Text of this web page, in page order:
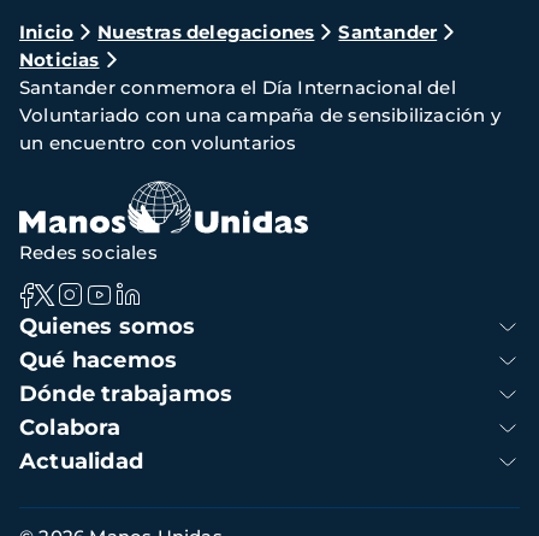
Ruta
de
navegación
Inicio Nuestras delegaciones
Santander
Noticias
Santander conmemora el Día Internacional del
Voluntariado con una campaña de sensibilización y
un encuentro con voluntarios
Navegación
principal
Quienes somos
Qué hacemos
Dónde trabajamos
Colabora
Actualidad
Redes sociales